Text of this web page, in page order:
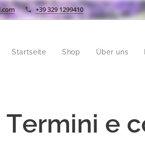
+39 329 1299410
Startseite Shop Über uns
Termini e